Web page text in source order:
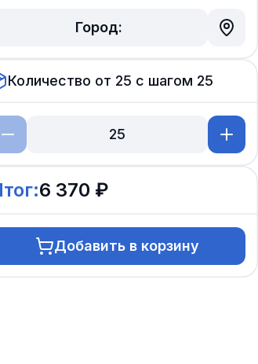
Город:
Количество от 25 с шагом 25
6 370 ₽
Добавить в корзину